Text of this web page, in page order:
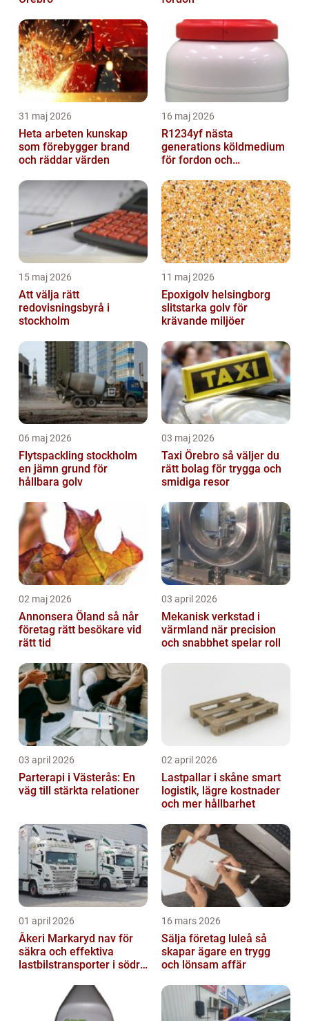
31 maj 2026
Heta arbeten kunskap
som förebygger brand
och räddar värden
16 maj 2026
R1234yf nästa
generations köldmedium
för fordon och
15 maj 2026
Att välja rätt
redovisningsbyrå i
stockholm
11 maj 2026
Epoxigolv helsingborg
slitstarka golv för
krävande miljöer
06 maj 2026
Flytspackling stockholm
en jämn grund för
hållbara golv
03 maj 2026
Taxi Örebro så väljer du
rätt bolag för trygga och
smidiga resor
02 maj 2026
Annonsera Öland så når
företag rätt besökare vid
rätt tid
03 april 2026
Mekanisk verkstad i
värmland när precision
och snabbhet spelar roll
03 april 2026
Parterapi i Västerås: En
väg till stärkta relationer
02 april 2026
Lastpallar i skåne smart
logistik, lägre kostnader
och mer hållbarhet
01 april 2026
Åkeri Markaryd nav för
säkra och effektiva
lastbilstransporter i södra
16 mars 2026
Sälja företag luleå så
skapar ägare en trygg
och lönsam affär